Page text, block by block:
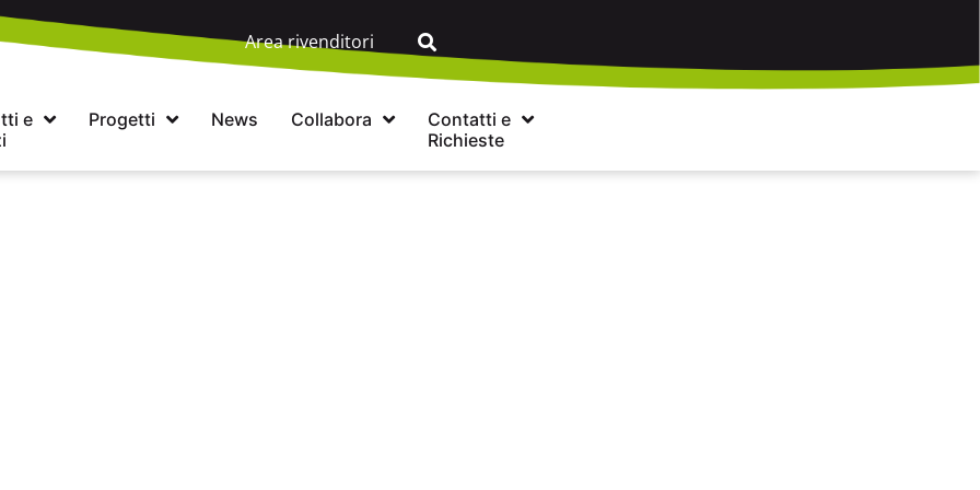
Area rivenditori
e
Progetti News Collabora
Contatti e
Richieste